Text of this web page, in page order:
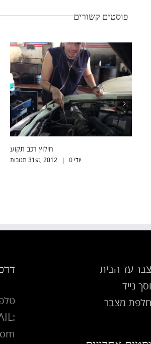
פוסטים קשורים
מוסכים ניידים: הגדרה מחדש של חווית
הלקוח
מוסך נייד